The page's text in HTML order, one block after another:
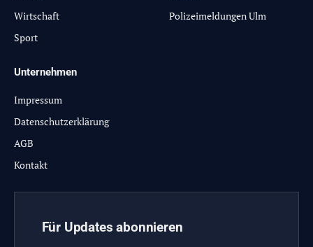
Wirtschaft
Sport
Polizeimeldungen Ulm
Unternehmen
Impressum
Datenschutzerklärung
AGB
Kontakt
Für Updates abonnieren